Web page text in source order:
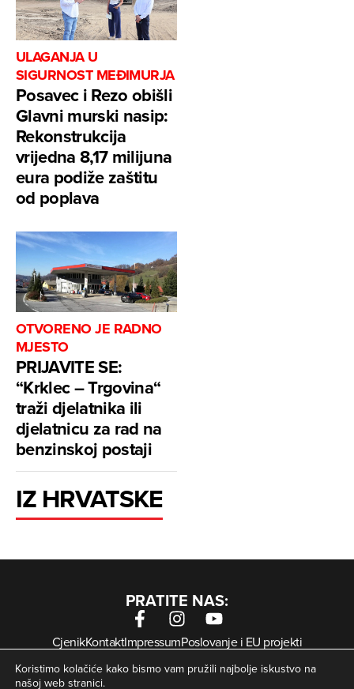
ULAGANJA U
SIGURNOST MEĐIMURJA
Posavec i Rezo obišli
Glavni murski nasip:
Rekonstrukcija
vrijedna 8,17 milijuna
eura podiže zaštitu
od poplava
OTVORENO JE RADNO
MJESTO
PRIJAVITE SE:
“Krklec – Trgovina“
traži djelatnika ili
djelatnicu za rad na
benzinskoj postaji
IZ HRVATSKE
PRATITE NAS:
CjenikKontaktImpressumPoslovanje i EU projekti
Arhiva digitalnih novina
Uvjeti korištenjaZaštita privatnosti
Kolačići
Koristimo kolačiće kako bismo vam pružili najbolje iskustvo na
našoj web stranici.